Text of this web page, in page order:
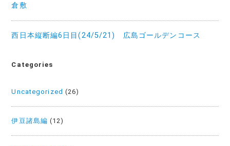
倉敷
西日本縦断編6日目(24/5/21) 広島ゴールデンコース
Categories
Uncategorized (26)
伊豆諸島編 (12)